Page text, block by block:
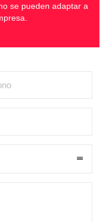
se pueden adaptar a